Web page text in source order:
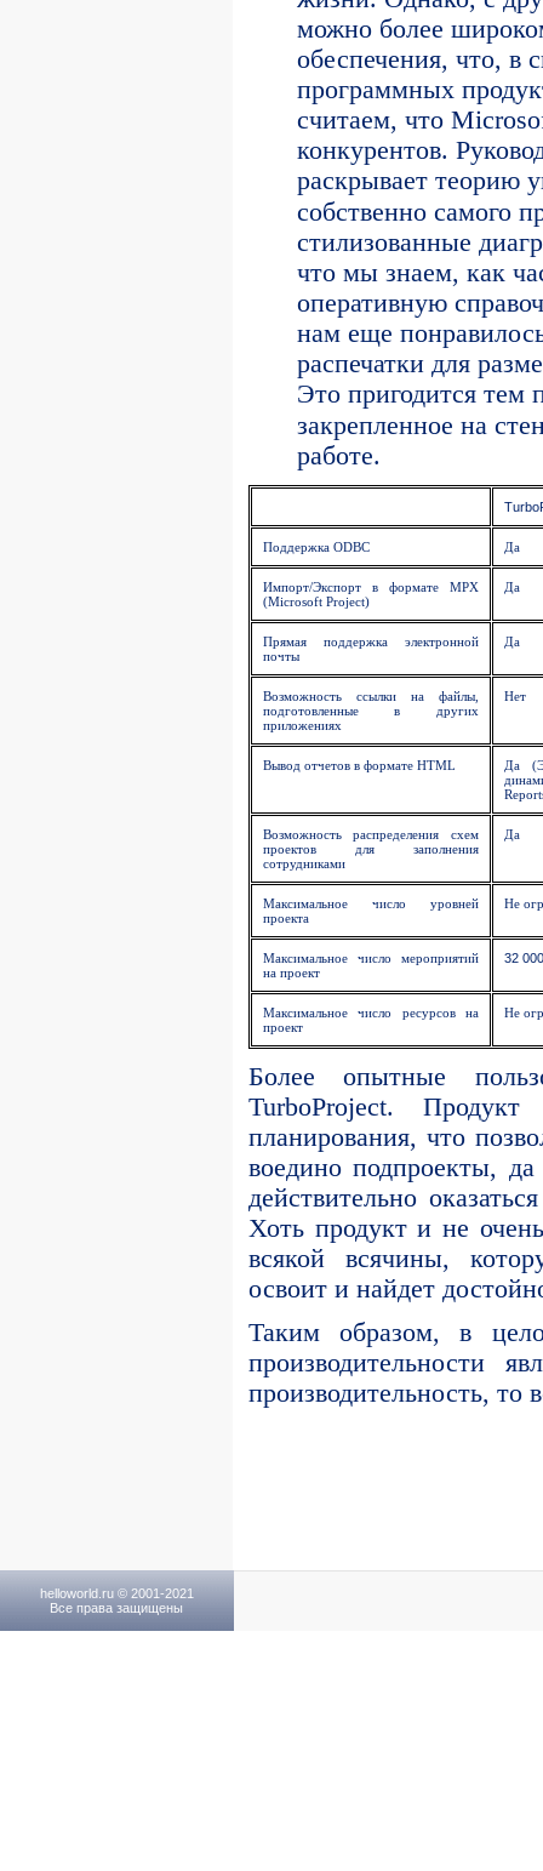
можно более
обеспечения, что, в
программных
считаем, что
конкурентов.
раскрывает теорию
собственно самого
стилизованные
что мы знаем, как
оперативную
нам еще
распечатки для
Это пригодится тем
закрепленное на
работе.
Поддержка ODBC Да
Импорт/Экспорт в формате MPX
(Microsoft Project)
Да
Прямая поддержка электронной
почты
Да
Возможность ссылки на файлы,
подготовленные в других
приложениях
Нет
Вывод отчетов в формате HTML
Да
Возможность распределения схем
проектов для заполнения
сотрудниками
Да
Максимальное число уровней
проекта
Не
Максимальное число мероприятий
на проект
32 000
Максимальное число ресурсов на
проект
Не
Более опытные
TurboProject.
планирования, что
воедино подпроекты,
действительно
Хоть продукт и не
всякой всячины,
освоит и найдет
Таким образом, в
производительности
производительность, то
helloworld.ru © 2001-2021
Все права защищены